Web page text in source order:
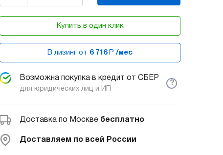
Купить в один клик
В лизинг от 6 716 Р /мес
Возможна покупка в кредит от СБЕР
для юридических лиц и ИП
?
Доставка по Москве бесплатно
Доставляем по всей России